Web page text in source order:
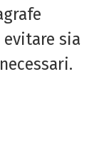
evitare sia